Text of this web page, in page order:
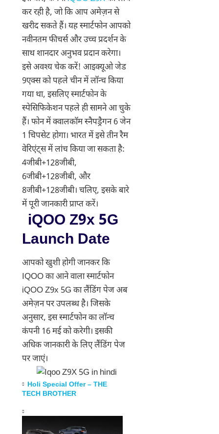
कर रही है, जो कि आप अमेज़न से
खरीद सकते हैं। यह स्मार्टफोन आपको
नवीनतम फीचर्स और उच्च प्रदर्शन के
साथ शानदार अनुभव प्रदान करेगा।
इसे अवश्य चेक करें! आइक्यूओ जेड
9एक्स को पहले चीन में लॉन्च किया
गया था, इसलिए स्मार्टफोन के
स्पेसिफिकेशन पहले ही सामने आ चुके
हैं। फोन में क्वालकॉम स्नैपड्रैगन 6 जेन
1 चिपसेट होगा। भारत में इसे तीन रैम
वेरिएंट्स में लांच किया जा सकता है:
4जीबी+128जीबी,
6जीबी+128जीबी, और
8जीबी+128जीबी। चलिए, इसके बारे
में पूरी जानकारी प्राप्त करें।
iQOO Z9x 5G
Launch Date
आपको खुशी होगी जानकर कि
IQOO का आने वाला स्मार्टफोन
iQOO Z9x 5G का लैंडिंग पेज अब
अमेज़न पर उपलब्ध है। जिसके
अनुसार, इस स्मार्टफोन का लॉन्च
कंपनी 16 मई को करेगी। इसकी
अधिक जानकारी के लिए लैंडिंग पेज
पर जाएं।
Holi Special Offer – THE
TECH BROTHER